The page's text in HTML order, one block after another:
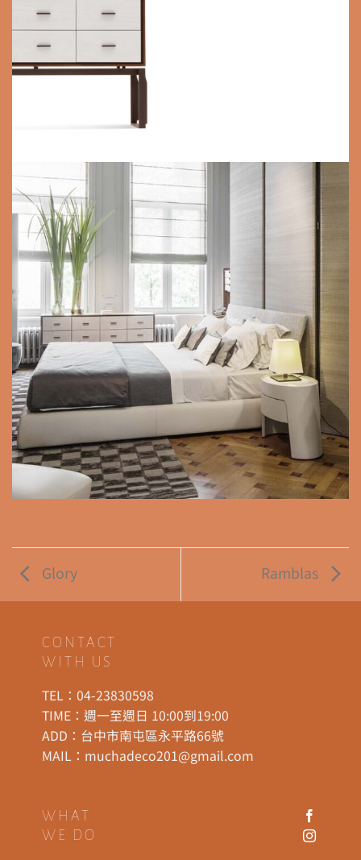
Glory Ramblas
CONTACT
WITH US
TEL：04-23830598
TIME：週一至週日 10:00到19:00
ADD： 台中市南屯區永平路66號
MAIL： muchadeco201@gmail.com
WHAT
WE DO